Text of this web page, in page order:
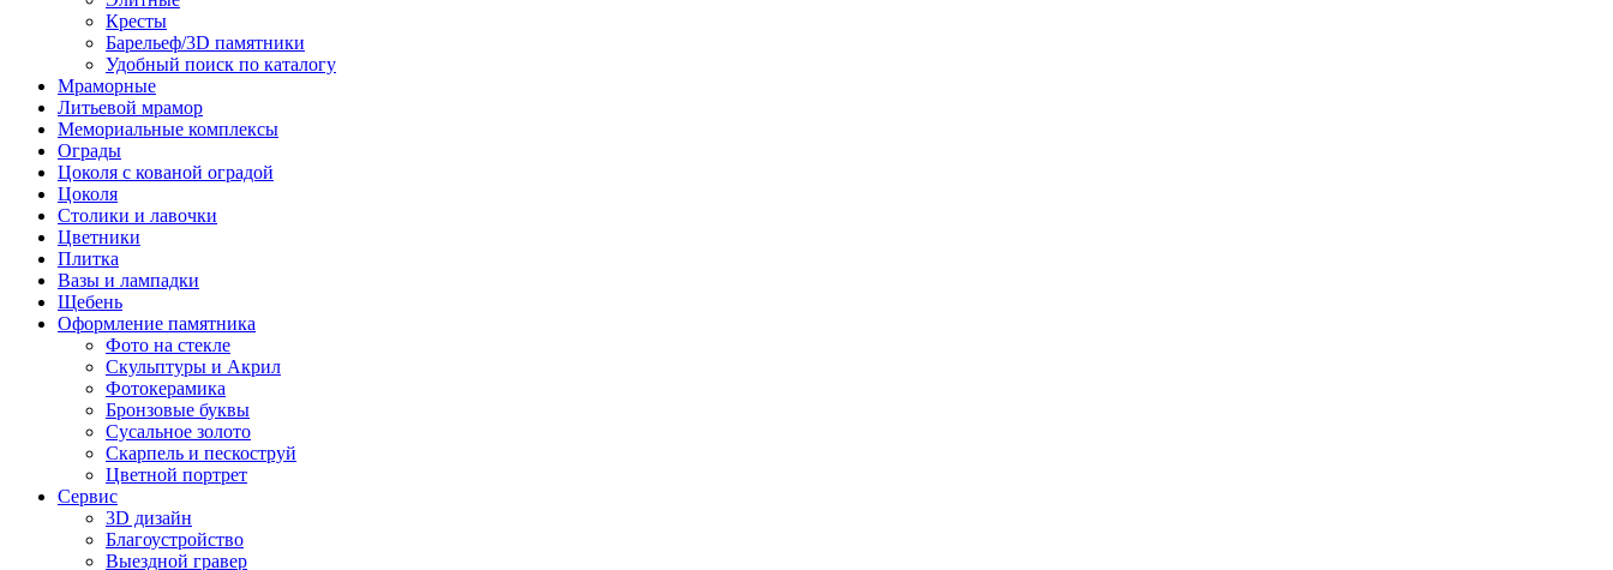
Кресты
Барельеф/3D памятники
Удобный поиск по каталогу
Мраморные
Литьевой мрамор
Мемориальные комплексы
Ограды
Цоколя с кованой оградой
Цоколя
Столики и лавочки
Цветники
Плитка
Вазы и лампадки
Щебень
Оформление памятника
Фото на стекле
Скульптуры и Акрил
Фотокерамика
Бронзовые буквы
Сусальное золото
Скарпель и пескоструй
Цветной портрет
Сервис
3D дизайн
Благоустройство
Выездной гравер